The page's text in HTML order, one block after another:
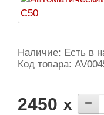
Наличие: Есть в
Код товара:
2450 x